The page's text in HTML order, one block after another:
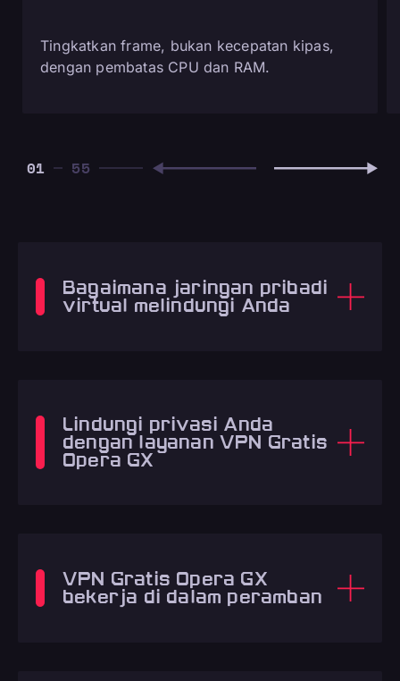
Tingkatkan frame, bukan kecepatan kipas,
dengan pembatas CPU dan RAM.
01
Bagaimana jaringan pribadi
virtual melindungi Anda
Lindungi privasi Anda
dengan layanan VPN Gratis
Opera GX
VPN Gratis Opera GX
bekerja di dalam peramban